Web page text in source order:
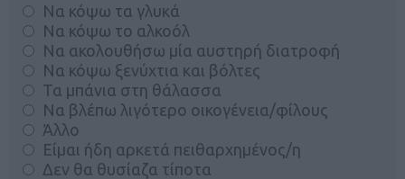
Να κόψω τα γλυκά
Να κόψω το αλκοόλ
Να ακολουθήσω μία αυστηρή διατροφή
Να κόψω ξενύχτια και βόλτες
Τα μπάνια στη θάλασσα
Να βλέπω λιγότερο οικογένεια/φίλους
Άλλο
Είμαι ήδη αρκετά πειθαρχημένος/η
Δεν θα θυσίαζα τίποτα